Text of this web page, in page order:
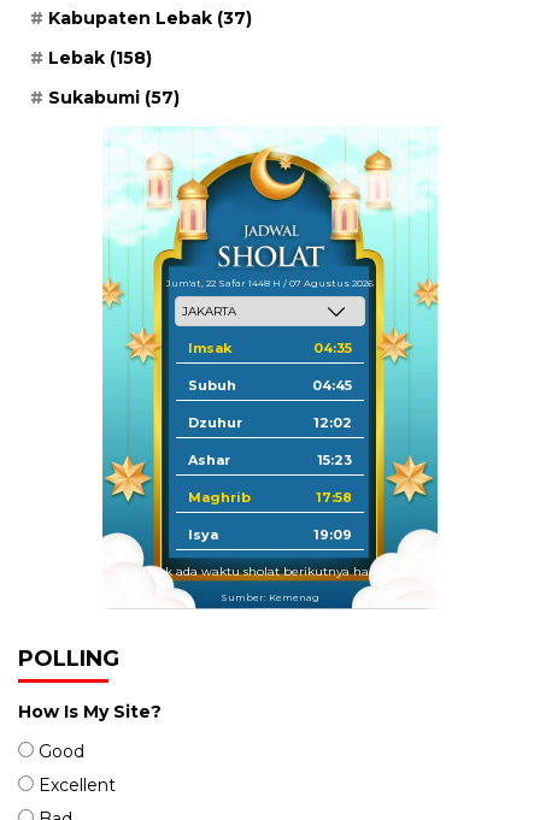
Kabupaten Lebak (37)
Lebak (158)
Sukabumi (57)
Jum'at, 22 Safar 1448 H / 07 Agustus 2026
Imsak 04:35
Subuh 04:45
Dzuhur 12:02
Ashar 15:23
Maghrib 17:58
Isya 19:09
Tidak ada waktu sholat berikutnya hari ini.
Sumber: Kemenag
POLLING
How Is My Site?
Good
Excellent